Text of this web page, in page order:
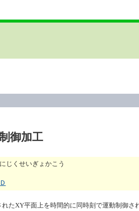
御加工
じくせいぎょかこう
たXY平面上を時間的に同時刻で運動制御さ